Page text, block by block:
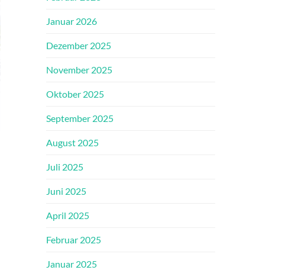
Januar 2026
Dezember 2025
November 2025
Oktober 2025
September 2025
August 2025
Juli 2025
Juni 2025
April 2025
Februar 2025
Januar 2025